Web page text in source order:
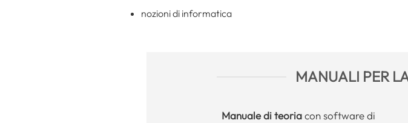
nozioni di informatica
MANUALI PER
Manualedi teoriacon software di